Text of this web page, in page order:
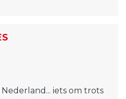
iets om trots